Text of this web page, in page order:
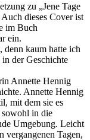
zu „Jene Tage
dieses Cover ist
im Buch
ein.
kaum hatte ich
der Geschichte
Annette Hennig
Annette Hennig
mit dem sie es
sowohl in die
Umgebung. Leicht
vergangenen Tagen,